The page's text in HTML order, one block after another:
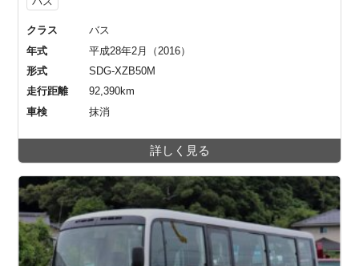
クラス
バス
年式
平成28年2月（2016）
形式
SDG-XZB50M
走行距離
92,390km
車検
抹消
詳しく見る